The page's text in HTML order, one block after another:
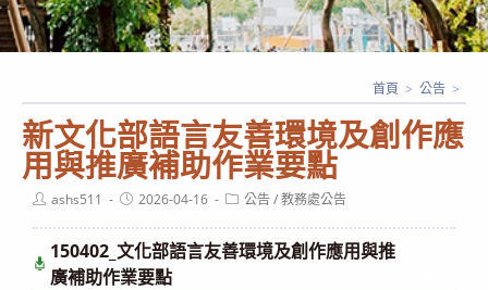
新文化部語言友善環境及創作應
用與推廣補助作業要點
首頁 > 公告 >
Postashs511
Post2026-04-16
Post公告/教務處公告
150402_文化部語言友善環境及創作應用與推
廣補助作業要點